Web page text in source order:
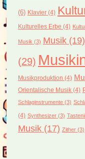
(6) Klavier(4)
Kulturelles Erbe (4)
Musik (3) Musik(19)
(29)
Musikproduktion (4)
Orientalische Musik(4)
Schlaginstrumente(3)
(4) Synthesizer(3)
Musik(17) Zither(3)